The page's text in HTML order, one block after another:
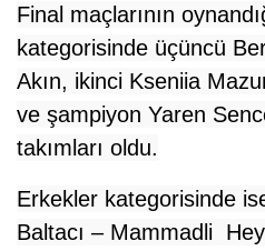
Final maçlarının
kategorisinde üçüncü
Akın, ikinci Kseniia
ve şampiyon Yaren
takımları oldu.
Erkekler kategorisinde
Baltacı – Mammadli